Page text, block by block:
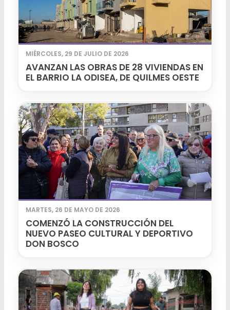
MIÉRCOLES, 29 DE JULIO DE 2026
AVANZAN LAS OBRAS DE 28 VIVIENDAS EN
EL BARRIO LA ODISEA, DE QUILMES OESTE
MARTES, 26 DE MAYO DE 2026
COMENZÓ LA CONSTRUCCIÓN DEL
NUEVO PASEO CULTURAL Y DEPORTIVO
DON BOSCO